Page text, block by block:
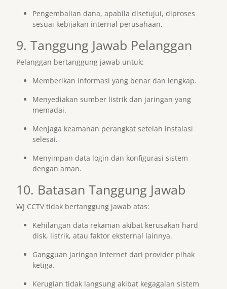
Pengembalian dana, apabila disetujui, diproses
sesuai kebijakan internal perusahaan.
9. Tanggung Jawab Pelanggan
Pelanggan bertanggung jawab untuk:
Memberikan informasi yang benar dan lengkap.
Menyediakan sumber listrik dan jaringan yang
memadai.
Menjaga keamanan perangkat setelah instalasi
selesai.
Menyimpan data login dan konfigurasi sistem
dengan aman.
10. Batasan Tanggung Jawab
WJ CCTV tidak bertanggung jawab atas:
Kehilangan data rekaman akibat kerusakan hard
disk, listrik, atau faktor eksternal lainnya.
Gangguan jaringan internet dari provider pihak
ketiga.
Kerugian tidak langsung akibat kegagalan sistem